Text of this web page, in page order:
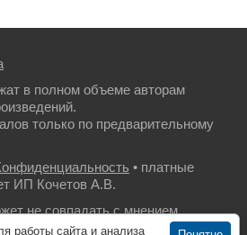
в полном объеме авторам
только по предварительному
• платные
ИП Кочетов А.В.
не совпадать с мнением
работы сайта и анализа